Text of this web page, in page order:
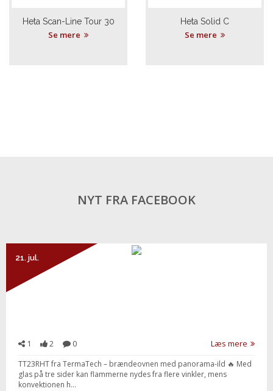
Heta Scan-Line Tour 30
Se mere
Heta Solid C
Se mere
NYT FRA FACEBOOK
21. jul.
1 2 0 Læs mere
TT23RHT fra TermaTech – brændeovnen med panorama-ild 🔥 Med
glas på tre sider kan flammerne nydes fra flere vinkler, mens
konvektionen h...